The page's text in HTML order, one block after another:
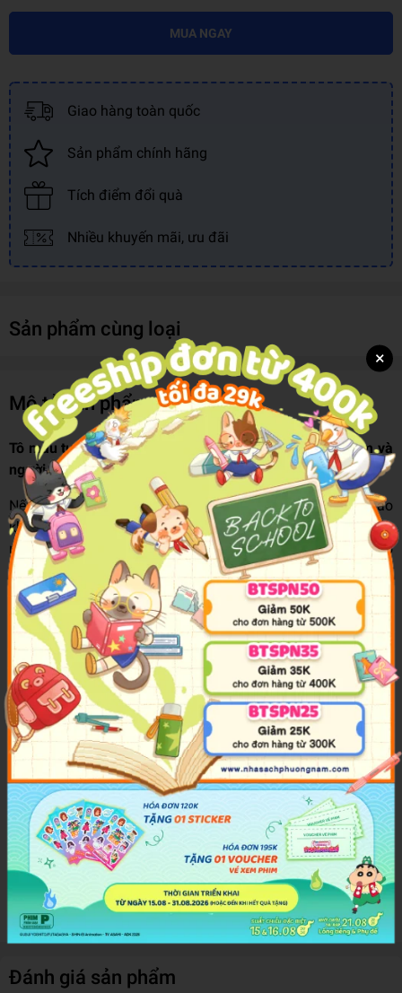
MUA NGAY
Giao hàng toàn quốc
Sản phẩm chính hãng
Tích điểm đổi quà
Nhiều khuyến mãi, ưu đãi
Sản phẩm cùng loại
Mô tả sản phẩm
Tô màu tự do - “vitamin” thư giãn mùa hè cho cả trẻ em và
người lớn
Nếu mùa hè này bạn vẫn chưa tìm được hoạt động nào
khiến mình hứng thú, sao không thử bước vào thế giới sắc
màu cùng những người bạn đáng yêu trong cuốn sách tô
màu này. Một cuốn sách mà bạn không thể bỏ lỡ:
Với 30 chủ đề tô màu đa dạng và cuốn hút
Mỗi trang sách đều là một trải nghiệm mới mẻ, giúp bạn
không thấy nhàm chán. Cuốn sách là hành trình đầy kỳ thú,
đưa bạn cùng khám phá thế giới với những kỳ quan thế giới,
như Công viên khảo cổ Angkor, Hòn đảo Madagasca, Đấu
trường La Mã…
Tranh rõ nét, mảng màu lớn – dễ tô và dễ phối
Dù là người mới bắt đầu hay đã quen tay, trẻ em hay người
lớn thì đều có thể thỏa sức sáng tạo, phối màu và thậm chí
vẽ thêm vào bối cảnh để tạo nên thế giới riêng của mình.
Nhân vật dễ thương, gần gũi với mọi lứa tuổi
Kuromi – người bạn đáng yêu sẽ đồng hành cùng bạn trong
từng bức tranh. Từ em bé nhỏ xíu đến người lớn cần một
Xem thêm
Đánh giá sản phẩm
×